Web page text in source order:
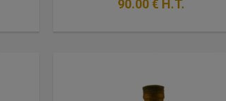
90.00€ H.T.